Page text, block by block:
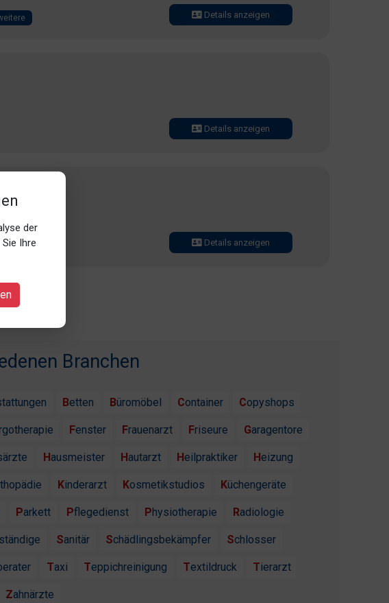
der
Ihre
Details anzeigen
Details anzeigen
Details anzeigen
Branchen
Betten Büromöbel Container Copyshops
Fenster Frauenarzt Friseure Garagentore
Hausmeister Hautarzt Heilpraktiker Heizung
Kinderarzt Kosmetikstudios Küchengeräte
Parkett Pflegedienst Physiotherapie Radiologie
Sanitär Schädlingsbekämpfer Schlosser
Taxi Teppichreinigung Textildruck Tierarzt
Zahnärzte